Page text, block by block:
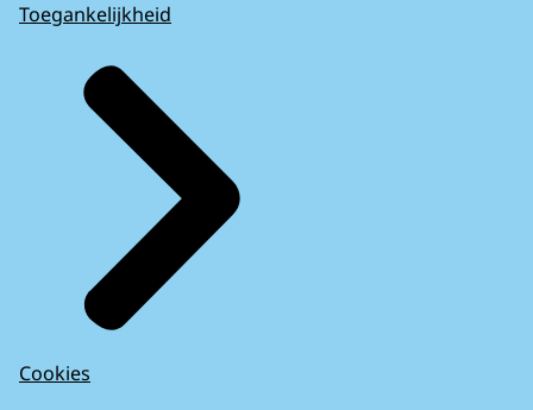
Toegankelijkheid
Cookies